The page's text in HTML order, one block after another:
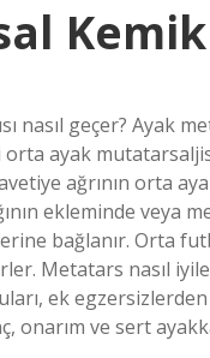
nasıl geçer? Ayak
orta ayak
ağrının orta
ekleminde veya
bağlanır. Orta
Metatars nasıl
ek
onarım ve sert